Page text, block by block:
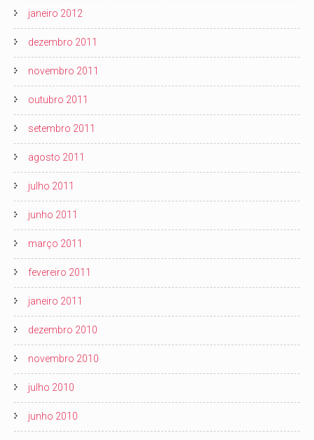
janeiro 2012
dezembro 2011
novembro 2011
outubro 2011
setembro 2011
agosto 2011
julho 2011
junho 2011
março 2011
fevereiro 2011
janeiro 2011
dezembro 2010
novembro 2010
julho 2010
junho 2010